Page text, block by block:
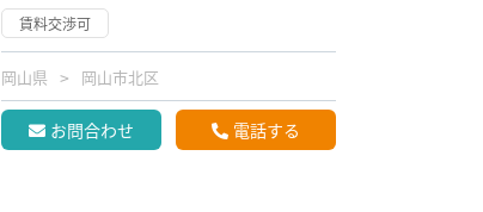
賃料交渉可
岡山県 岡山市北区
お問合わせ 電話する